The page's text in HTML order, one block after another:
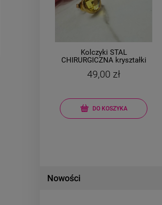
Kolczyki STAL
CHIRURGICZNA kryształki
49,00 zł
DO KOSZYKA
Nowości